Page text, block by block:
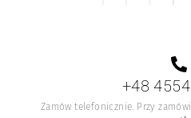
+48
Zamów telefonicznie. Przy